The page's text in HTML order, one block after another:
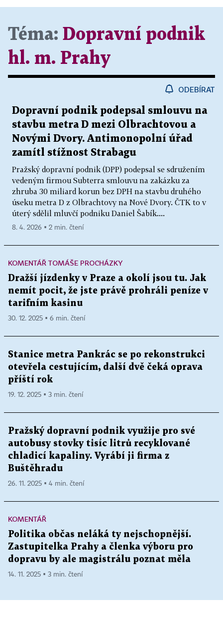
Téma: Dopravní podnik
hl. m. Prahy
ODEBÍRAT
Dopravní podnik podepsal smlouvu na
stavbu metra D mezi Olbrachtovou a
Novými Dvory. Antimonopolní úřad
zamítl stížnost Strabagu
Pražský dopravní podnik (DPP) podepsal se sdružením
vedeným firmou Subterra smlouvu na zakázku za
zhruba 30 miliard korun bez DPH na stavbu druhého
úseku metra D z Olbrachtovy na Nové Dvory. ČTK to v
úterý sdělil mluvčí podniku Daniel Šabík....
8. 4. 2026 ▪ 2 min. čtení
KOMENTÁŘ TOMÁŠE PROCHÁZKY
Dražší jízdenky v Praze a okolí jsou tu. Jak
nemít pocit, že jste právě prohráli peníze v
tarifním kasinu
30. 12. 2025 ▪ 6 min. čtení
Stanice metra Pankrác se po rekonstrukci
otevřela cestujícím, další dvě čeká oprava
příští rok
19. 12. 2025 ▪ 3 min. čtení
Pražský dopravní podnik využije pro své
autobusy stovky tisíc litrů recyklované
chladicí kapaliny. Vyrábí ji firma z
Buštěhradu
26. 11. 2025 ▪ 4 min. čtení
KOMENTÁŘ
Politika občas neláká ty nejschopnější.
Zastupitelka Prahy a členka výboru pro
dopravu by ale magistrálu poznat měla
14. 11. 2025 ▪ 3 min. čtení